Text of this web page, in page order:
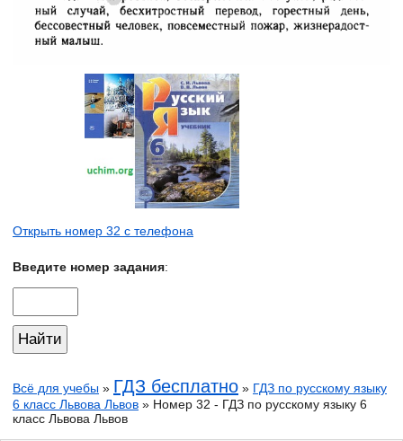
Открыть номер 32 с телефона
Введите номер задания:
Всё для учебы » ГДЗ бесплатно » ГДЗ по русскому языку
6 класс Львова Львов » Номер 32 - ГДЗ по русскому языку 6
класс Львова Львов